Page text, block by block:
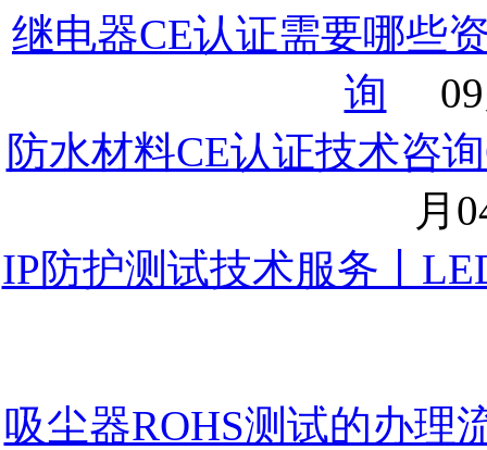
继电器CE认证需要哪些
询
防水材料CE认证技术咨
月
IP防护测试技术服务丨
吸尘器ROHS测试的办理